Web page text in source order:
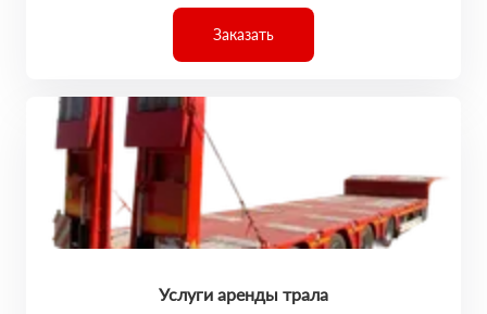
Заказать
Услуги аренды трала